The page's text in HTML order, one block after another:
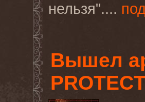
нельзя"....
Вышел